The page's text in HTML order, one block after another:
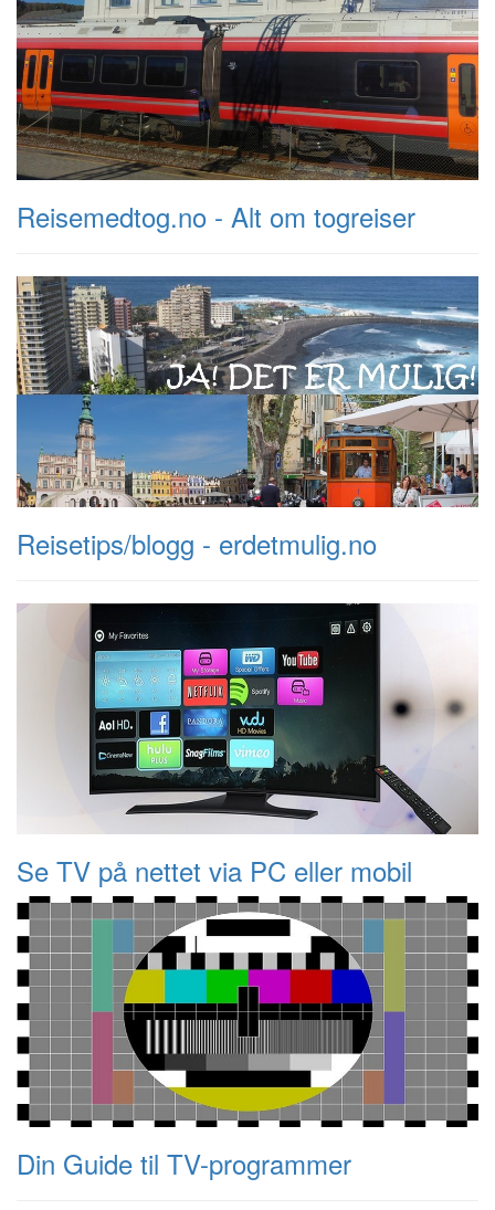
Reisemedtog.no - Alt om togreiser
Reisetips/blogg - erdetmulig.no
Se TV på nettet via PC eller mobil
Din Guide til TV-programmer